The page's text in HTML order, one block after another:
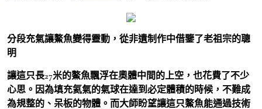
分段充氣讓鰲魚變得靈動，從非遺制作中借鑒了老祖宗的聰
明
讓這只長27米的鰲魚飄浮在奧體中間的上空，也花費了不少
心思。因為填充氦氣的氣球在達到必定體積的時候，不難成
為規整的、呆板的物體。而大師盼望讓這只鰲魚能通過技術